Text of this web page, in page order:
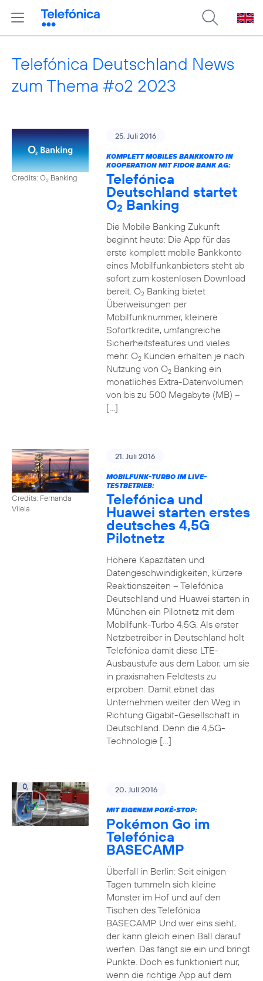
Telefónica Deutschland News
zum Thema #o2 2023
Credits: O2 Banking
25. Juli 2016
KOMPLETT MOBILES BANKKONTO IN
KOOPERATION MIT FIDOR BANK AG:
Telefónica
Deutschland startet
O2 Banking
Die Mobile Banking Zukunft
beginnt heute: Die App für das
erste komplett mobile Bankkonto
eines Mobilfunkanbieters steht ab
sofort zum kostenlosen Download
bereit. O2Banking bietet
Überweisungen per
Mobilfunknummer, kleinere
Sofortkredite, umfangreiche
Sicherheitsfeatures und vieles
mehr. O2Kunden erhalten je nach
Nutzung von O2Banking ein
monatliches Extra-Datenvolumen
von bis zu 500 Megabyte (MB) –
[…]
Credits: Fernanda
Vilela
21. Juli 2016
MOBILFUNK-TURBO IM LIVE-
TESTBETRIEB:
Telefónica und
Huawei starten erstes
deutsches 4,5G
Pilotnetz
Höhere Kapazitäten und
Datengeschwindigkeiten, kürzere
Reaktionszeiten – Telefónica
Deutschland und Huawei starten in
München ein Pilotnetz mit dem
Mobilfunk-Turbo 4,5G. Als erster
Netzbetreiber in Deutschland holt
Telefónica damit diese LTE-
Ausbaustufe aus dem Labor, um sie
in praxisnahen Feldtests zu
erproben. Damit ebnet das
Unternehmen weiter den Weg in
Richtung Gigabit-Gesellschaft in
Deutschland. Denn die 4,5G-
Technologie […]
20. Juli 2016
MIT EIGENEM POKÉ-STOP:
Pokémon Go im
Telefónica
BASECAMP
Überfall in Berlin: Seit einigen
Tagen tummeln sich kleine
Monster im Hof und auf den
Tischen des Telefónica
BASECAMP. Und wer eins sieht,
der kann gleich einen Ball darauf
werfen. Das fängt sie ein und bringt
Punkte. Doch es funktioniert nur,
wenn die richtige App auf dem